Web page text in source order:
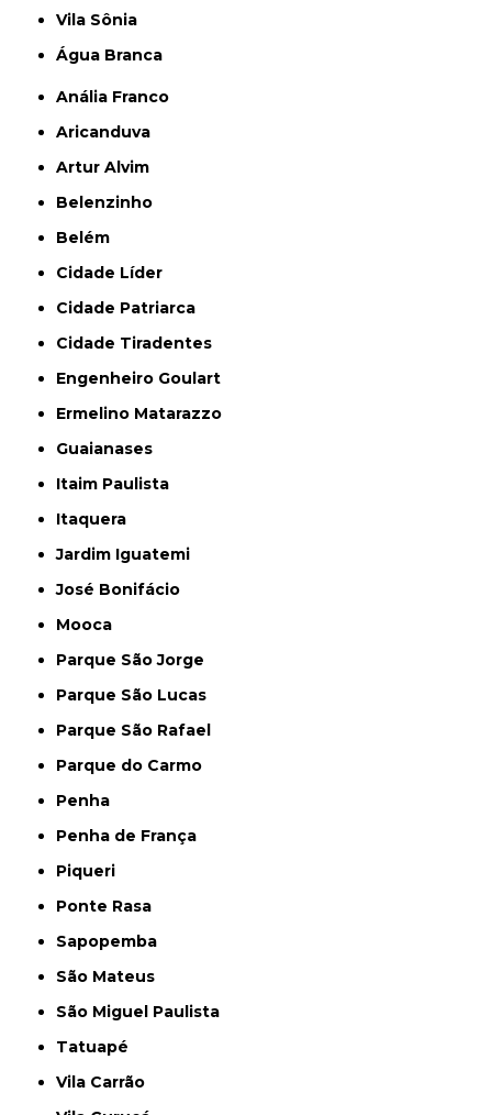
Vila Sônia
Água Branca
Anália Franco
Aricanduva
Artur Alvim
Belenzinho
Belém
Cidade Líder
Cidade Patriarca
Cidade Tiradentes
Engenheiro Goulart
Ermelino Matarazzo
Guaianases
Itaim Paulista
Itaquera
Jardim Iguatemi
José Bonifácio
Mooca
Parque São Jorge
Parque São Lucas
Parque São Rafael
Parque do Carmo
Penha
Penha de França
Piqueri
Ponte Rasa
Sapopemba
São Mateus
São Miguel Paulista
Tatuapé
Vila Carrão